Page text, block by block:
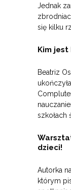
Jednak
się kilku
Kim jest
Beatriz
szkołach
dzieci!
Autorka
którym